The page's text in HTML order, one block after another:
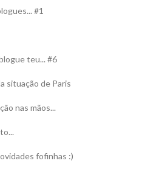
#1
teu... #6
situação de Paris
nas mãos...
fofinhas :)